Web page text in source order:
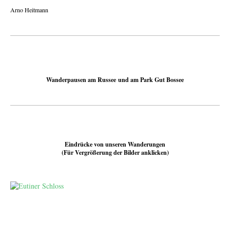
Arno Heitmann
Wanderpausen am Russee und am Park Gut Bossee
Eindrücke von unseren Wanderungen
(Für Vergrößerung der Bilder anklicken)